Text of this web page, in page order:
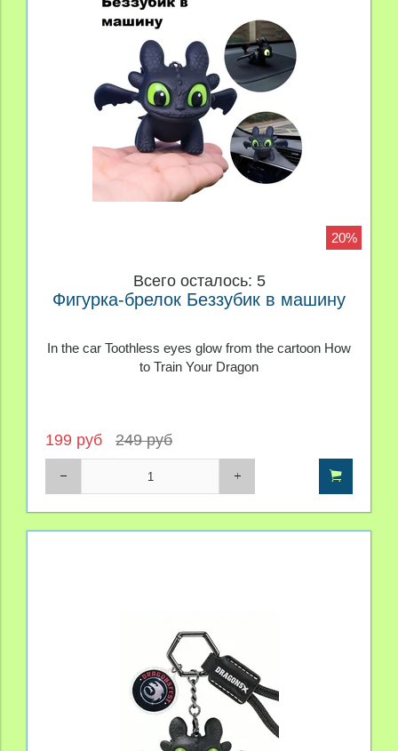
20%
Всего осталось: 5
Фигурка-брелок Беззубик в машину
In the car Toothless eyes glow from the cartoon How
to Train Your Dragon
199 руб 249 руб